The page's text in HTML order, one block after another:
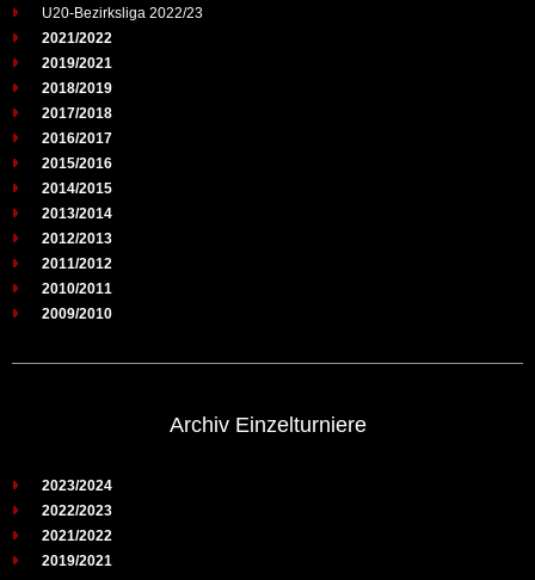
U20-Bezirksliga 2022/23
2021/2022
2019/2021
2018/2019
2017/2018
2016/2017
2015/2016
2014/2015
2013/2014
2012/2013
2011/2012
2010/2011
2009/2010
Archiv Einzelturniere
2023/2024
2022/2023
2021/2022
2019/2021